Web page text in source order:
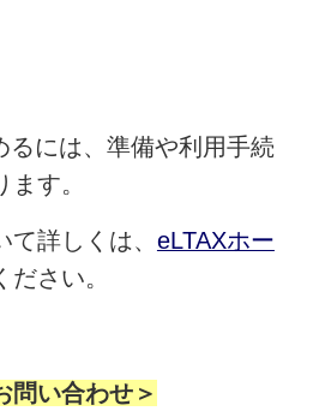
るには、準備や利用手続
す。
詳しくは、 eLTAXホー
ださい。
問い合わせ＞